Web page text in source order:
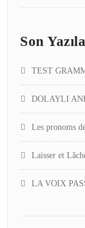
Son
TEST
DOLAYLI
Les pronoms
Laisser et
LA VOIX